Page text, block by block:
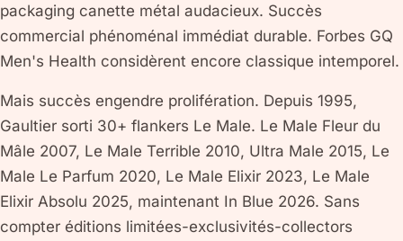
packaging canette métal audacieux. Succès
commercial phénoménal immédiat durable. Forbes GQ
Men's Health considèrent encore classique intemporel.
Mais succès engendre prolifération. Depuis 1995,
Gaultier sorti 30+ flankers Le Male. Le Male Fleur du
Mâle 2007, Le Male Terrible 2010, Ultra Male 2015, Le
Male Le Parfum 2020, Le Male Elixir 2023, Le Male
Elixir Absolu 2025, maintenant In Blue 2026. Sans
compter éditions limitées-exclusivités-collectors